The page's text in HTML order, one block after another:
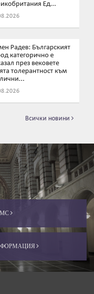
Ед...
Радев: Българският
категорично е
през вековете
толерантност към
Всички новини